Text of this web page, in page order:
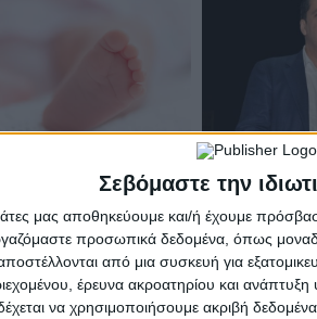
Σεβόμαστε την
μας αποθηκεύουμε και/ή έχουμε
προσωπικά δεδομένα, όπως
από μια συσκευή για
έρευνα ακροατηρίου και ανάπτυξη
να χρησιμοποιήσουμε ακριβή
για μωράκι
–
στη ΜΕΘ
Γ.
Τάκη
ξεχωριστή
αθλητική